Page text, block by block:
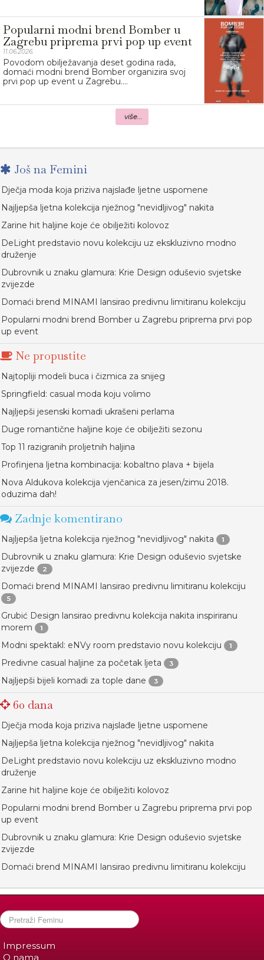
Popularni modni brend Bomber u
Zagrebu priprema prvi pop up event
11.06.2026.
Povodom obilježavanja deset godina rada,
domaći modni brend Bomber organizira svoj
prvi pop up event u Zagrebu....
više...
Još na Femini
Dječja moda koja priziva najslađe ljetne uspomene
Najljepša ljetna kolekcija nježnog "nevidljivog" nakita
Zarine hit haljine koje će obilježiti kolovoz
DeLight predstavio novu kolekciju uz ekskluzivno modno
druženje
Dubrovnik u znaku glamura: Krie Design oduševio svjetske
zvijezde
Domaći brend MINAMI lansirao predivnu limitiranu kolekciju
Popularni modni brend Bomber u Zagrebu priprema prvi pop
up event
Ne propustite
Najtopliji modeli buca i čizmica za snijeg
Springfield: casual moda koju volimo
Najljepši jesenski komadi ukrašeni perlama
Duge romantične haljine koje će obilježiti sezonu
Top 11 razigranih proljetnih haljina
Profinjena ljetna kombinacija: kobaltno plava + bijela
Nova Aldukova kolekcija vjenčanica za jesen/zimu 2018.
oduzima dah!
Zadnje komentirano
Najljepša ljetna kolekcija nježnog "nevidljivog" nakita 1
Dubrovnik u znaku glamura: Krie Design oduševio svjetske
zvijezde
2
Domaći brend MINAMI lansirao predivnu limitiranu kolekciju
5
Grubić Design lansirao predivnu kolekcija nakita inspiriranu
morem
1
Modni spektakl: eNVy room predstavio novu kolekciju 1
Predivne casual haljine za početak ljeta 3
Najljepši bijeli komadi za tople dane 3
60 dana
Dječja moda koja priziva najslađe ljetne uspomene
Najljepša ljetna kolekcija nježnog "nevidljivog" nakita
DeLight predstavio novu kolekciju uz ekskluzivno modno
druženje
Zarine hit haljine koje će obilježiti kolovoz
Popularni modni brend Bomber u Zagrebu priprema prvi pop
up event
Dubrovnik u znaku glamura: Krie Design oduševio svjetske
zvijezde
Domaći brend MINAMI lansirao predivnu limitiranu kolekciju
Impressum
O nama